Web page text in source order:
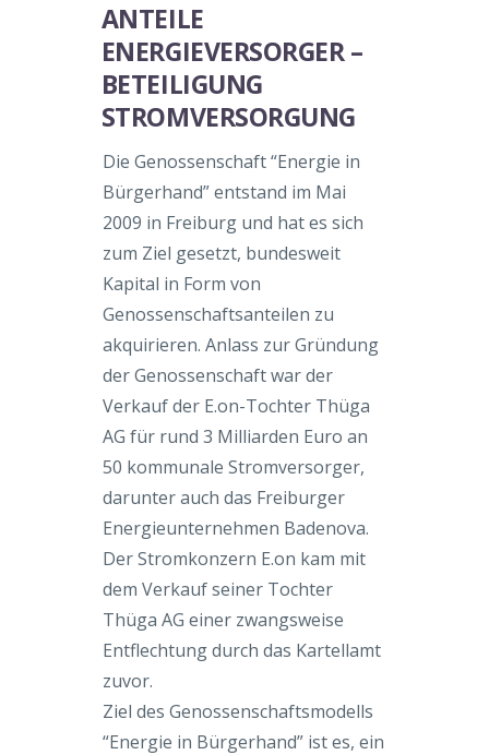
ANTEILE
ENERGIEVERSORGER –
BETEILIGUNG
STROMVERSORGUNG
Die Genossenschaft “Energie in
Bürgerhand” entstand im Mai
2009 in Freiburg und hat es sich
zum Ziel gesetzt, bundesweit
Kapital in Form von
Genossenschaftsanteilen zu
akquirieren. Anlass zur Gründung
der Genossenschaft war der
Verkauf der E.on-Tochter Thüga
AG für rund 3 Milliarden Euro an
50 kommunale Stromversorger,
darunter auch das Freiburger
Energieunternehmen Badenova.
Der Stromkonzern E.on kam mit
dem Verkauf seiner Tochter
Thüga AG einer zwangsweise
Entflechtung durch das Kartellamt
zuvor.
Ziel des Genossenschaftsmodells
“Energie in Bürgerhand” ist es, ein